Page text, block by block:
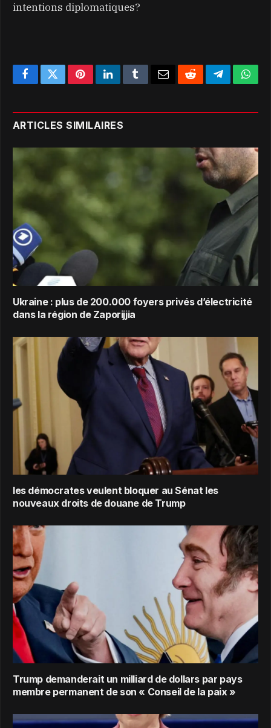
intentions diplomatiques?
FacebookTwitterPinterestLinkedInTumblr EmailRedditTelegram
ARTICLES SIMILAIRES
Ukraine : plus de 200.000 foyers privés d’électricité
dans la région de Zaporijjia
les démocrates veulent bloquer au Sénat les
nouveaux droits de douane de Trump
Trump demanderait un milliard de dollars par pays
membre permanent de son « Conseil de la paix »